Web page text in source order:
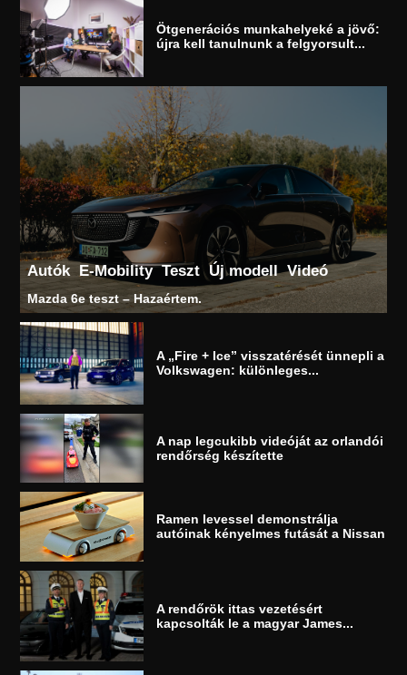
Ötgenerációs munkahelyeké a jövő:
újra kell tanulnunk a felgyorsult...
Autók E-Mobility Teszt Új modell Videó
Mazda 6e teszt – Hazaértem.
A „Fire + Ice” visszatérését ünnepli a
Volkswagen: különleges...
A nap legcukibb videóját az orlandói
rendőrség készítette
Ramen levessel demonstrálja
autóinak kényelmes futását a Nissan
A rendőrök ittas vezetésért
kapcsolták le a magyar James...